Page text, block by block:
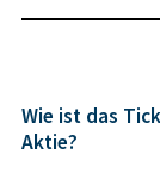
Wie ist das
Aktie?